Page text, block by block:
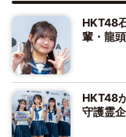
HKT48
輩・龍
HKT48
守護霊